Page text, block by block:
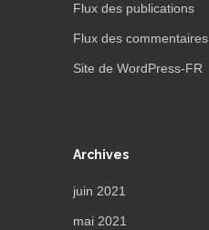
Flux des publications
Flux des commentaires
Site de WordPress-FR
Archives
juin 2021
mai 2021